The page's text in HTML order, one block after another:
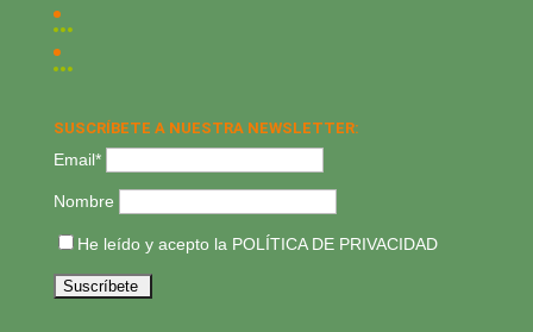
SUSCRÍBETE A NUESTRA NEWSLETTER:
Email*
Nombre
He leído y acepto la POLÍTICA DE PRIVACIDAD